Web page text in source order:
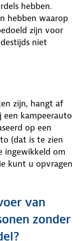
hebben.
hebben waarop
zijn voor
niet
zijn, hangt af
kampeerauto
op een
(dat is te zien
ingewikkeld om
kunt u opvragen
van
zonder